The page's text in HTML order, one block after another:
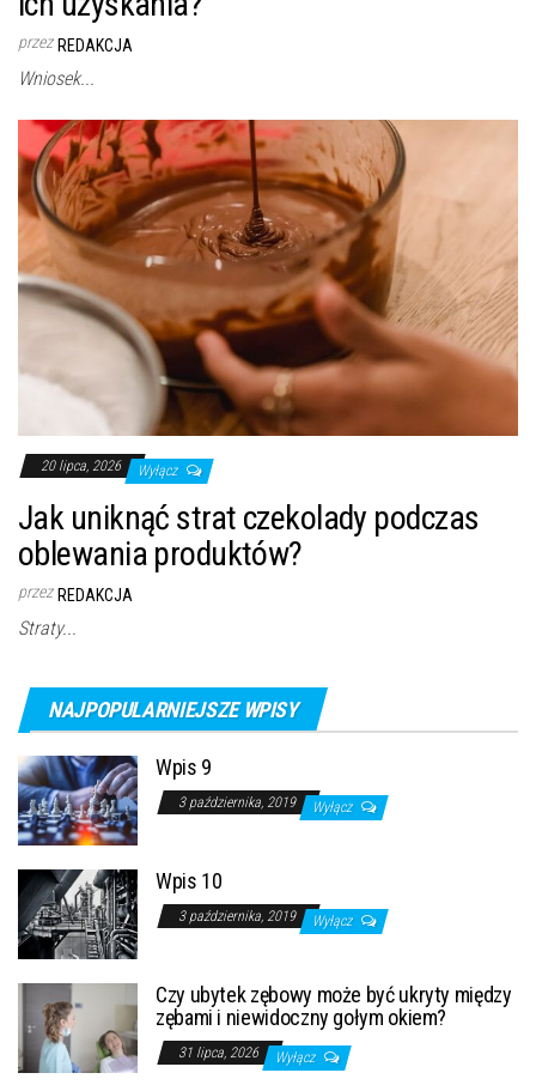
przez REDAKCJA
Wniosek...
20 lipca, 2026 Wyłącz
Jak uniknąć strat czekolady podczas
oblewania produktów?
przez REDAKCJA
Straty...
NAJPOPULARNIEJSZE WPISY
Wpis 9
3 października, 2019 Wyłącz
Wpis 10
3 października, 2019 Wyłącz
Czy ubytek zębowy może być ukryty między
zębami i niewidoczny gołym okiem?
31 lipca, 2026 Wyłącz